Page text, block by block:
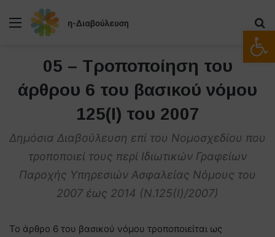
Μενού
05 – Τροποποίηση του
άρθρου 6 του βασικού νόμου
125(Ι) του 2007
Δημόσια Διαβούλευση επί του Νομοσχεδίου που
τροποποιεί τους περί Ιδιωτικών Γραφείων
Παροχής Υπηρεσιών Ασφαλείας Νόμους του
2007 έως 2014 (Ν.125(Ι)/2007)
Το άρθρο 6 του βασικού νόμου τροποποιείται ως